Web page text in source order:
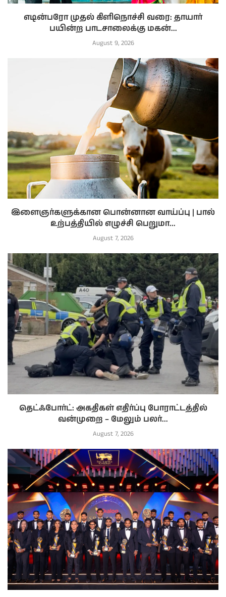
எடின்பரோ முதல் கிளிநொச்சி வரை: தாயார்
பயின்ற பாடசாலைக்கு மகன்...
August 9, 2026
இளைஞர்களுக்கான பொன்னான வாய்ப்பு | பால்
உற்பத்தியில் எழுச்சி பெறுமா...
August 7, 2026
தெட்ஃபோர்ட்: அகதிகள் எதிர்ப்பு போராட்டத்தில்
வன்முறை – மேலும் பலர்...
August 7, 2026